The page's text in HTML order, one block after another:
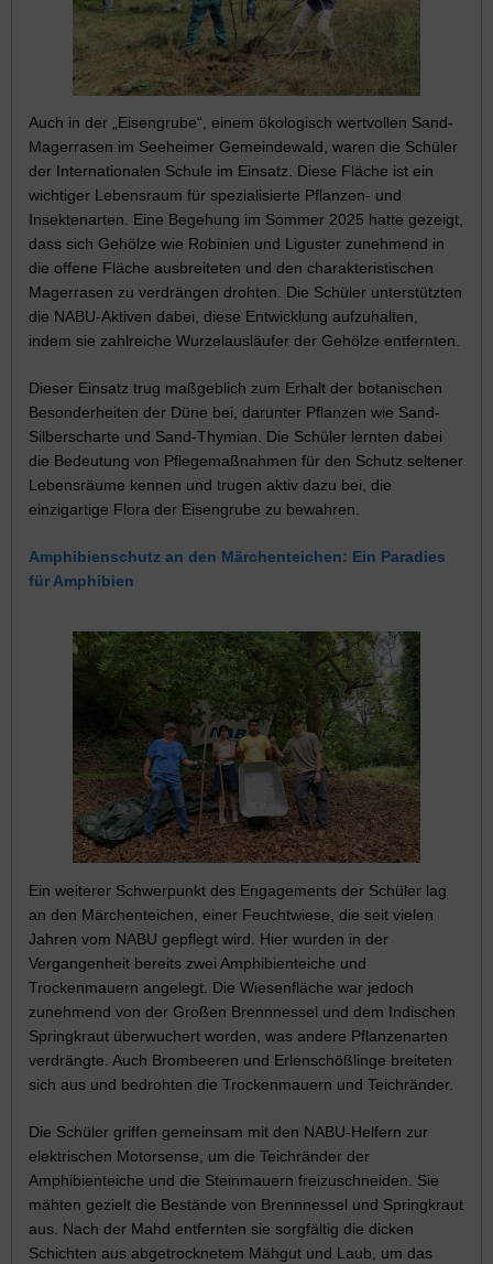
Auch in der „Eisengrube“, einem ökologisch wertvollen Sand-
Magerrasen im Seeheimer Gemeindewald, waren die Schüler
der Internationalen Schule im Einsatz. Diese Fläche ist ein
wichtiger Lebensraum für spezialisierte Pflanzen- und
Insektenarten. Eine Begehung im Sommer 2025 hatte gezeigt,
dass sich Gehölze wie Robinien und Liguster zunehmend in
die offene Fläche ausbreiteten und den charakteristischen
Magerrasen zu verdrängen drohten. Die Schüler unterstützten
die NABU-Aktiven dabei, diese Entwicklung aufzuhalten,
indem sie zahlreiche Wurzelausläufer der Gehölze entfernten.
Dieser Einsatz trug maßgeblich zum Erhalt der botanischen
Besonderheiten der Düne bei, darunter Pflanzen wie Sand-
Silberscharte und Sand-Thymian. Die Schüler lernten dabei
die Bedeutung von Pflegemaßnahmen für den Schutz seltener
Lebensräume kennen und trugen aktiv dazu bei, die
einzigartige Flora der Eisengrube zu bewahren.
Amphibienschutz an den Märchenteichen: Ein Paradies
für Amphibien
Ein weiterer Schwerpunkt des Engagements der Schüler lag
an den Märchenteichen, einer Feuchtwiese, die seit vielen
Jahren vom NABU gepflegt wird. Hier wurden in der
Vergangenheit bereits zwei Amphibienteiche und
Trockenmauern angelegt. Die Wiesenfläche war jedoch
zunehmend von der Großen Brennnessel und dem Indischen
Springkraut überwuchert worden, was andere Pflanzenarten
verdrängte. Auch Brombeeren und Erlenschößlinge breiteten
sich aus und bedrohten die Trockenmauern und Teichränder.
Die Schüler griffen gemeinsam mit den NABU-Helfern zur
elektrischen Motorsense, um die Teichränder der
Amphibienteiche und die Steinmauern freizuschneiden. Sie
mähten gezielt die Bestände von Brennnessel und Springkraut
aus. Nach der Mahd entfernten sie sorgfältig die dicken
Schichten aus abgetrocknetem Mähgut und Laub, um das